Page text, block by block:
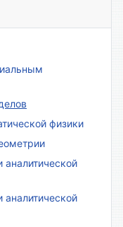
физики